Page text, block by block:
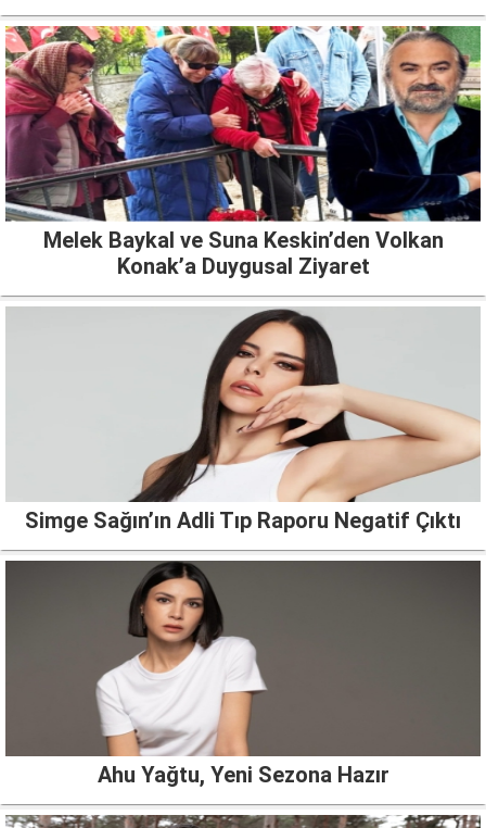
Melek Baykal ve Suna Keskin’den Volkan
Konak’a Duygusal Ziyaret
Simge Sağın’ın Adli Tıp Raporu Negatif Çıktı
Ahu Yağtu, Yeni Sezona Hazır